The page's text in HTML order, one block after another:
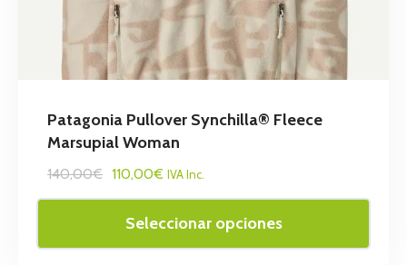
Patagonia Pullover Synchilla® Fleece
Marsupial Woman
140,00€ 110,00€ IVA Inc.
Seleccionar opciones